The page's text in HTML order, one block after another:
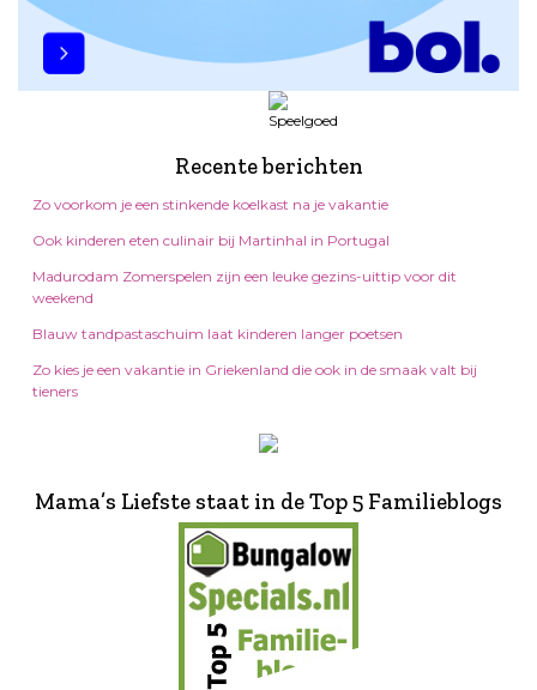
Recente berichten
Zo voorkom je een stinkende koelkast na je vakantie
Ook kinderen eten culinair bij Martinhal in Portugal
Madurodam Zomerspelen zijn een leuke gezins-uittip voor dit
weekend
Blauw tandpastaschuim laat kinderen langer poetsen
Zo kies je een vakantie in Griekenland die ook in de smaak valt bij
tieners
Mama’s Liefste staat in de Top 5 Familieblogs